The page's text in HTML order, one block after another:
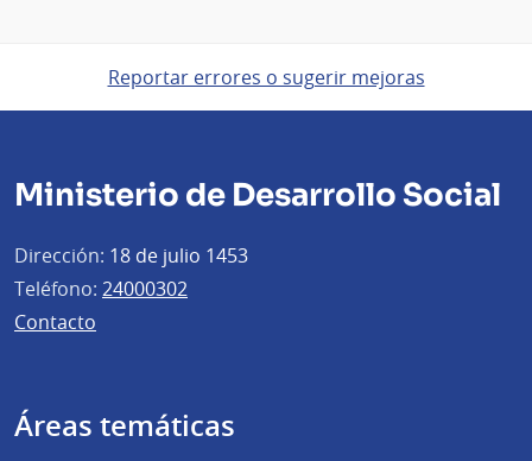
Reportar errores o sugerir mejoras
Ministerio de Desarrollo Social
Dirección: 18 de julio 1453
Teléfono: 24000302
Contacto
Áreas temáticas